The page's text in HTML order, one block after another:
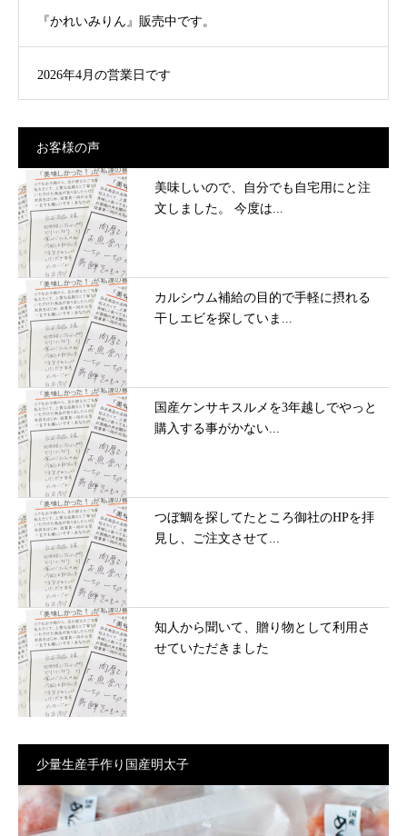
『かれいみりん』販売中です。
2026年4月の営業日です
お客様の声
美味しいので、自分でも自宅用にと注
文しました。 今度は...
カルシウム補給の目的で手軽に摂れる
干しエビを探していま...
国産ケンサキスルメを3年越しでやっと
購入する事がかない...
つぼ鯛を探してたところ御社のHPを拝
見し、ご注文させて...
知人から聞いて、贈り物として利用さ
せていただきました
少量生産手作り国産明太子